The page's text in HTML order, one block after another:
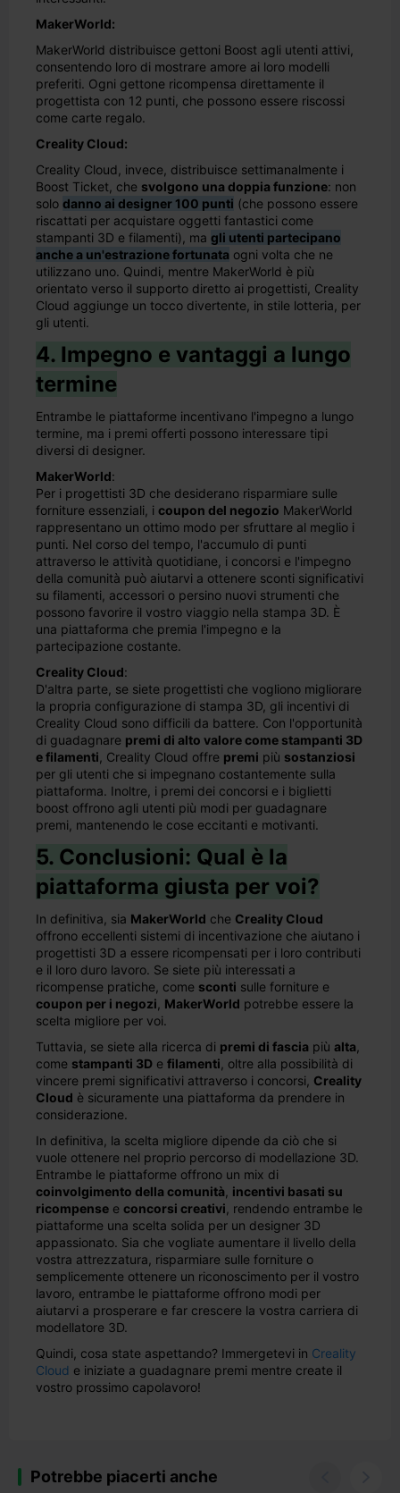
MakerWorld:
MakerWorld distribuisce gettoni Boost agli utenti attivi,
consentendo loro di mostrare amore ai loro modelli
preferiti. Ogni gettone ricompensa direttamente il
progettista con 12 punti, che possono essere riscossi
come carte regalo.
Creality Cloud:
Creality Cloud, invece, distribuisce settimanalmente i
Boost Ticket, che svolgono una doppia funzione: non
solo danno ai designer 100 punti (che possono essere
riscattati per acquistare oggetti fantastici come
stampanti 3D e filamenti), ma gli utenti partecipano
anche a un'estrazione fortunata ogni volta che ne
utilizzano uno. Quindi, mentre MakerWorld è più
orientato verso il supporto diretto ai progettisti, Creality
Cloud aggiunge un tocco divertente, in stile lotteria, per
gli utenti.
4. Impegno e vantaggi a lungo
termine
Entrambe le piattaforme incentivano l'impegno a lungo
termine, ma i premi offerti possono interessare tipi
diversi di designer.
MakerWorld:
Per i progettisti 3D che desiderano risparmiare sulle
forniture essenziali, i coupon del negozio MakerWorld
rappresentano un ottimo modo per sfruttare al meglio i
punti. Nel corso del tempo, l'accumulo di punti
attraverso le attività quotidiane, i concorsi e l'impegno
della comunità può aiutarvi a ottenere sconti significativi
su filamenti, accessori o persino nuovi strumenti che
possono favorire il vostro viaggio nella stampa 3D. È
una piattaforma che premia l'impegno e la
partecipazione costante.
Creality Cloud:
D'altra parte, se siete progettisti che vogliono migliorare
la propria configurazione di stampa 3D, gli incentivi di
Creality Cloud sono difficili da battere. Con l'opportunità
di guadagnare premi di alto valore come stampanti 3D
e filamenti , Creality Cloud offre premi più sostanziosi
per gli utenti che si impegnano costantemente sulla
piattaforma. Inoltre, i premi dei concorsi e i biglietti
boost offrono agli utenti più modi per guadagnare
premi, mantenendo le cose eccitanti e motivanti.
5. Conclusioni: Qual è la
piattaforma giusta per voi?
In definitiva, sia MakerWorld che Creality Cloud
offrono eccellenti sistemi di incentivazione che aiutano i
progettisti 3D a essere ricompensati per i loro contributi
e il loro duro lavoro. Se siete più interessati a
ricompense pratiche, come sconti sulle forniture e
coupon per i negozi MakerWorld potrebbe essere la
scelta migliore per voi.
Tuttavia, se siete alla ricerca di premi di fascia più alta
come stampanti 3D e filamenti , oltre alla possibilità di
vincere premi significativi attraverso i concorsi, Creality
Cloud è sicuramente una piattaforma da prendere in
considerazione.
In definitiva, la scelta migliore dipende da ciò che si
vuole ottenere nel proprio percorso di modellazione 3D.
Entrambe le piattaforme offrono un mix di
coinvolgimento della comunità incentivi basati su
ricompense e concorsi creativi , rendendo entrambe le
piattaforme una scelta solida per un designer 3D
appassionato. Sia che vogliate aumentare il livello della
vostra attrezzatura, risparmiare sulle forniture o
semplicemente ottenere un riconoscimento per il vostro
lavoro, entrambe le piattaforme offrono modi per
aiutarvi a prosperare e far crescere la vostra carriera di
modellatore 3D.
Quindi, cosa state aspettando? Immergetevi in Creality
Cloud e iniziate a guadagnare premi mentre create il
vostro prossimo capolavoro!
Potrebbe piacerti anche